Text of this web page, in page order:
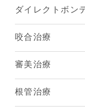
ダイレクトボン
咬合治療
審美治療
根管治療